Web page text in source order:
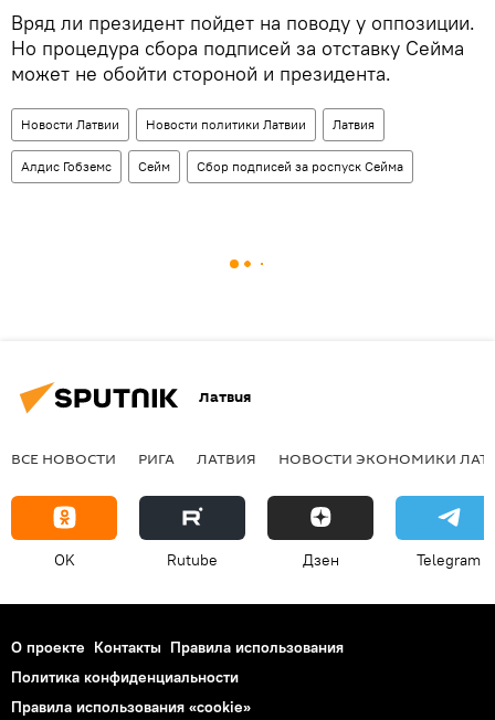
Вряд ли президент пойдет на поводу у оппозиции.
Но процедура сбора подписей за отставку Сейма
может не обойти стороной и президента.
Новости Латвии Новости политики Латвии Латвия
Алдис Гобземс Сейм Сбор подписей за роспуск Сейма
Латвия
ВСЕ НОВОСТИ РИГА ЛАТВИЯ НОВОСТИ ЭКОНОМИКИ
OK Rutube Дзен Telegram
О проекте Контакты Правила использования
Политика конфиденциальности
Правила использования «cookie»